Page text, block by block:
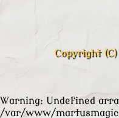
Copyright
Warning: Undefined
/var/www/